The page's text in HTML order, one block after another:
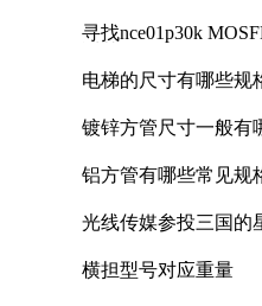
寻找nce01p30k
电梯的尺寸有哪些规
镀锌方管尺寸一般有
铝方管有哪些常见规
光线传媒参投三国的
横担型号对应重量